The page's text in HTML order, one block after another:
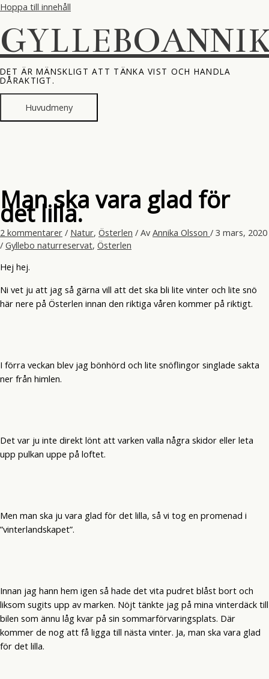
Hoppa till innehåll
DET ÄR MÄNSKLIGT ATT TÄNKA VIST OCH HANDLA
DÅRAKTIGT.
Huvudmeny
Man ska vara glad för
det lilla.
2 kommentarer / Natur, Österlen / Av Annika Olsson / 3 mars, 2020
/ Gyllebo naturreservat, Österlen
Hej hej.
Ni vet ju att jag så gärna vill att det ska bli lite vinter och lite snö
här nere på Österlen innan den riktiga våren kommer på riktigt.
I förra veckan blev jag bönhörd och lite snöflingor singlade sakta
ner från himlen.
Det var ju inte direkt lönt att varken valla några skidor eller leta
upp pulkan uppe på loftet.
Men man ska ju vara glad för det lilla, så vi tog en promenad i
”vinterlandskapet”.
Innan jag hann hem igen så hade det vita pudret blåst bort och
liksom sugits upp av marken. Nöjt tänkte jag på mina vinterdäck till
bilen som ännu låg kvar på sin sommarförvaringsplats. Där
kommer de nog att få ligga till nästa vinter. Ja, man ska vara glad
för det lilla.